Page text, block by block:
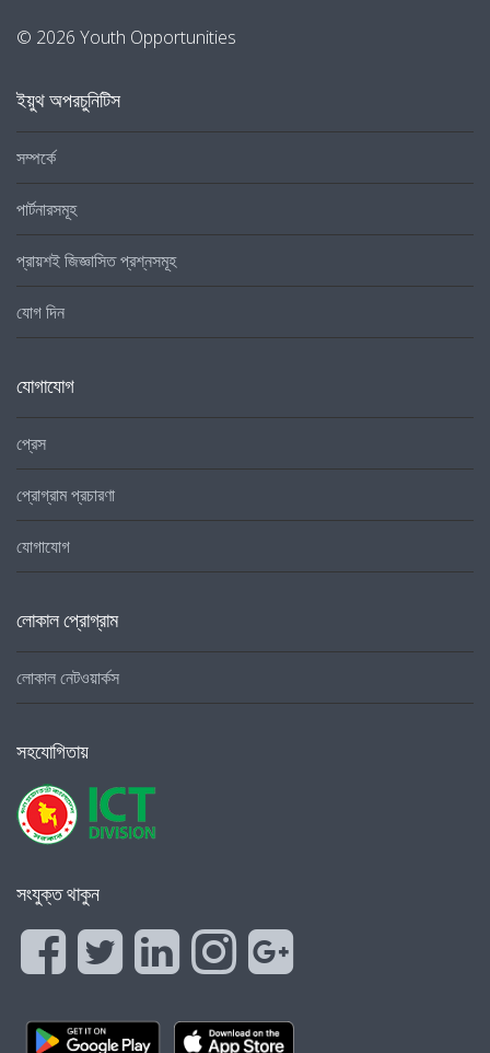
© 2026 Youth Opportunities
ইয়ুথ অপরচুনিটিস
সম্পর্কে
পার্টনারসমূহ
প্রায়শই জিজ্ঞাসিত প্রশ্নসমূহ
যোগ দিন
যোগাযোগ
প্রেস
প্রোগ্রাম প্রচারণা
যোগাযোগ
লোকাল প্রোগ্রাম
লোকাল নেটওয়ার্কস
সহযোগিতায়
সংযুক্ত থাকুন